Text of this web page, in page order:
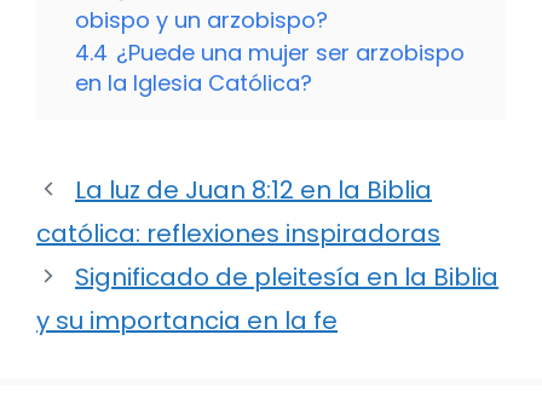
obispo y un arzobispo?
4.4 ¿Puede una mujer ser arzobispo
en la Iglesia Católica?
La luz de Juan 8:12 en la Biblia
católica: reflexiones inspiradoras
Significado de pleitesía en la Biblia
y su importancia en la fe